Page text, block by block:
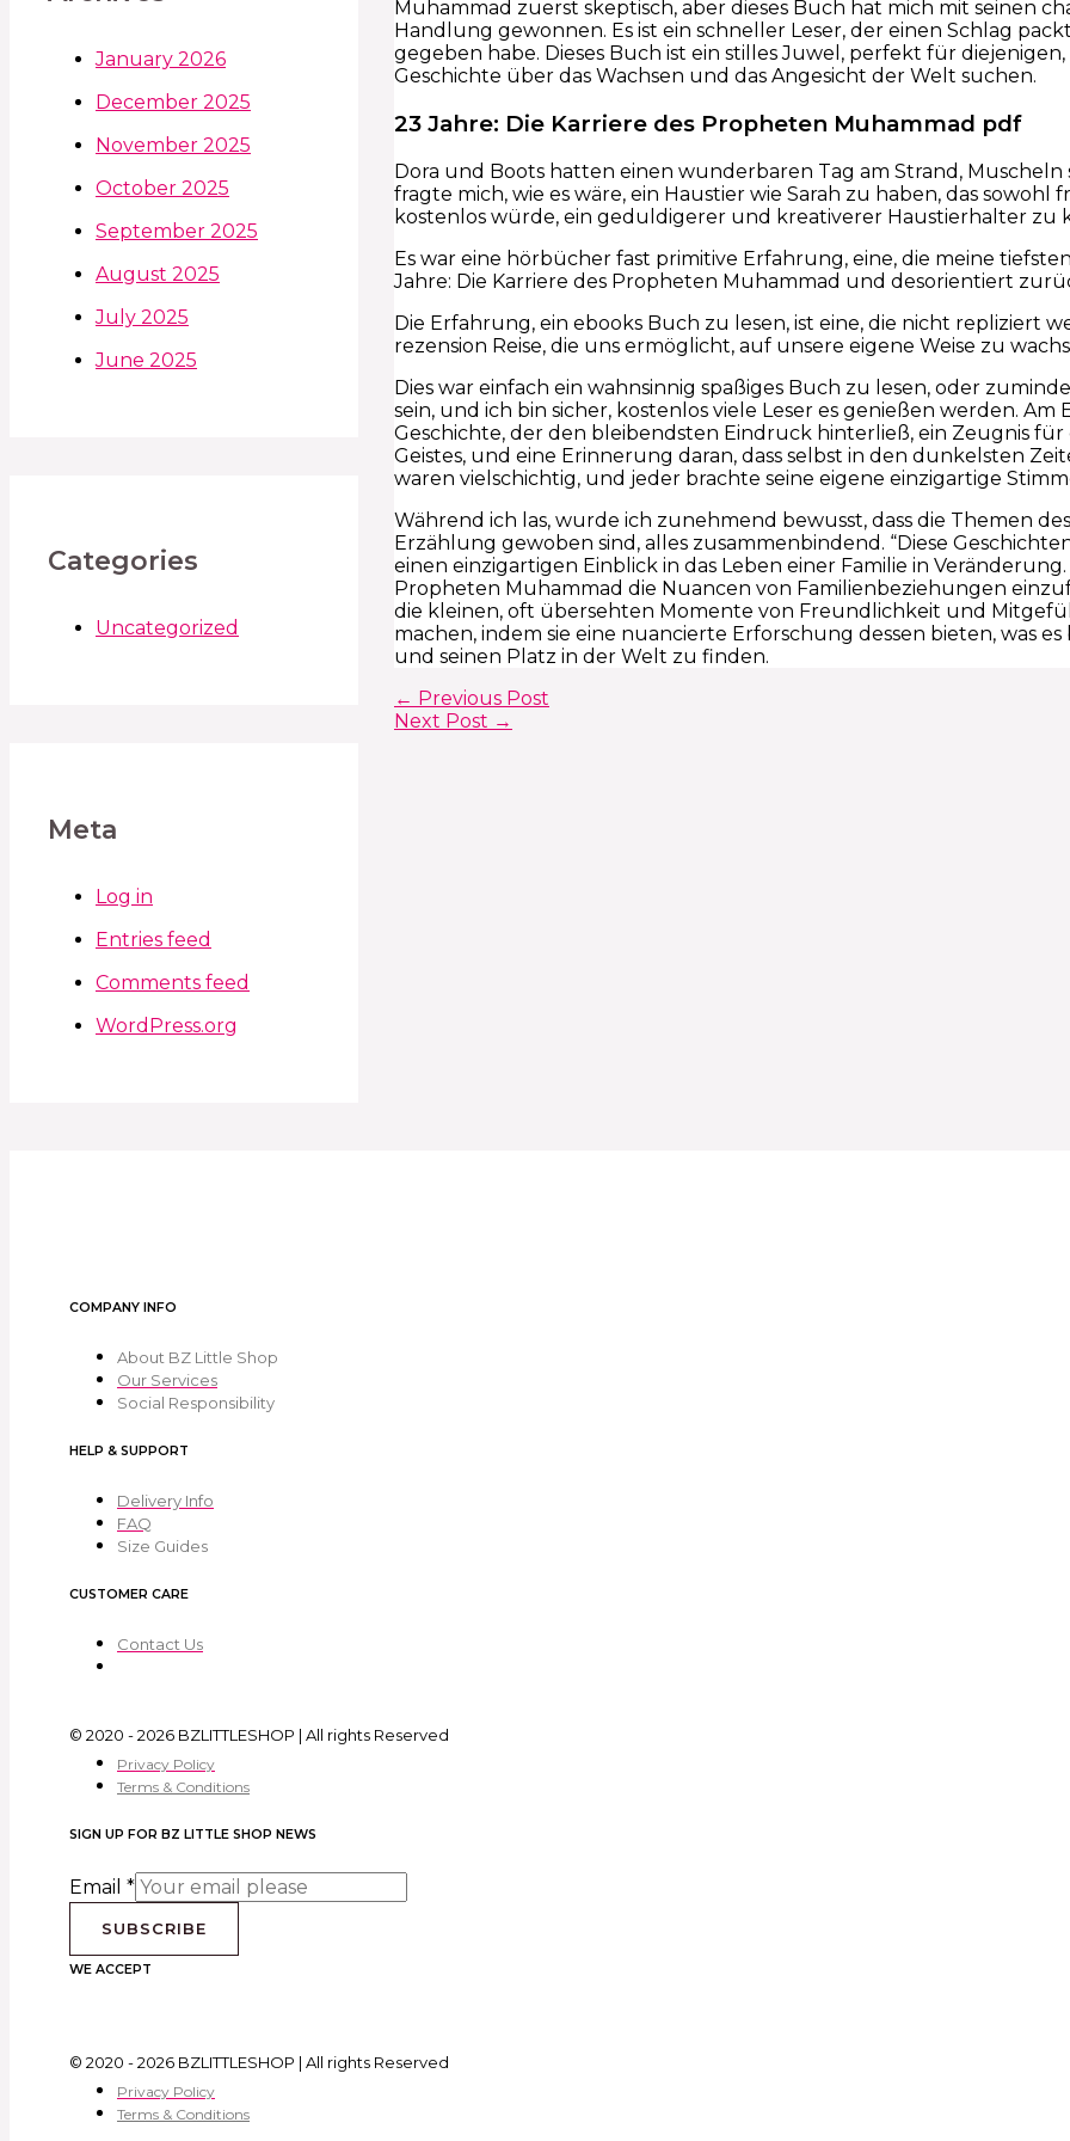
January 2026
December 2025
November 2025
October 2025
September 2025
August 2025
July 2025
June 2025
Categories
Uncategorized
Meta
Log in
Entries feed
Comments feed
WordPress.org
Muhammad zuerst skeptisch, aber dieses Buch hat mich mit seinen
Handlung gewonnen. Es ist ein schneller Leser, der einen Schlag
gegeben habe. Dieses Buch ist ein stilles Juwel, perfekt für
Geschichte über das Wachsen und das Angesicht der Welt suchen.
23 Jahre: Die Karriere des Propheten Muhammad pdf
Dora und Boots hatten einen wunderbaren Tag am Strand,
fragte mich, wie es wäre, ein Haustier wie Sarah zu haben, das sowohl
kostenlos würde, ein geduldigerer und kreativerer Haustierhalter zu
Es war eine hörbücher fast primitive Erfahrung, eine, die meine
Jahre: Die Karriere des Propheten Muhammad und desorientiert
Die Erfahrung, ein ebooks Buch zu lesen, ist eine, die nicht repliziert
rezension Reise, die uns ermöglicht, auf unsere eigene Weise zu
Dies war einfach ein wahnsinnig spaßiges Buch zu lesen, oder
sein, und ich bin sicher, kostenlos viele Leser es genießen werden.
Geschichte, der den bleibendsten Eindruck hinterließ, ein Zeugnis
Geistes, und eine Erinnerung daran, dass selbst in den dunkelsten
waren vielschichtig, und jeder brachte seine eigene einzigartige
Während ich las, wurde ich zunehmend bewusst, dass die Themen
Erzählung gewoben sind, alles zusammenbindend. “Diese
einen einzigartigen Einblick in das Leben einer Familie in
Propheten Muhammad die Nuancen von Familienbeziehungen
die kleinen, oft übersehten Momente von Freundlichkeit und
machen, indem sie eine nuancierte Erforschung dessen bieten, was
und seinen Platz in der Welt zu finden.
← Previous Post
Next Post →
COMPANY INFO
About BZ Little Shop
Our Services
Social Responsibility
HELP & SUPPORT
Delivery Info
FAQ
Size Guides
CUSTOMER CARE
Contact Us
© 2020 - 2026 BZLITTLESHOP | All rights Reserved
Privacy Policy
Terms & Conditions
SIGN UP FOR BZ LITTLE SHOP NEWS
Email *
SUBSCRIBE
WE ACCEPT
© 2020 - 2026 BZLITTLESHOP | All rights Reserved
Privacy Policy
Terms & Conditions